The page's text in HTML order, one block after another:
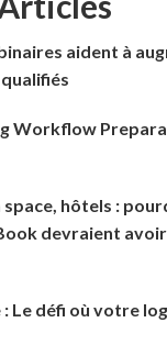
aident à
Workflow
hôtels :
devraient
Le défi où votre